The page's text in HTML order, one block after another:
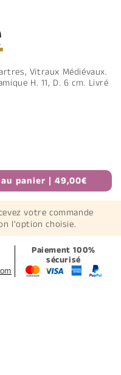
Vitraux Médiévaux.
H. 11, D. 6 cm. Livré
panier | 49,00€
votre commande
l'option choisie.
Paiement 100%
sécurisé